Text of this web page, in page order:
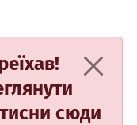
тисни сюди